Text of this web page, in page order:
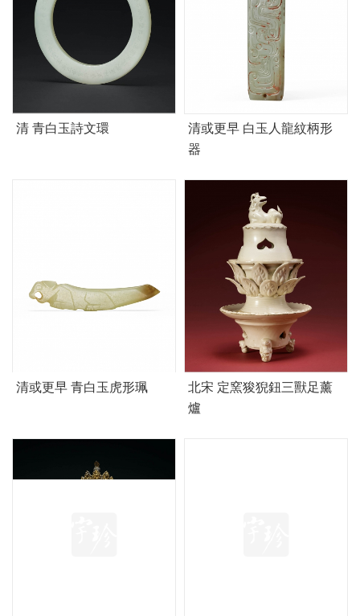
清 青白玉詩文環
清或更早 白玉人龍紋柄形
器
清或更早 青白玉虎形珮
北宋 定窯狻猊鈕三獸足薰
爐